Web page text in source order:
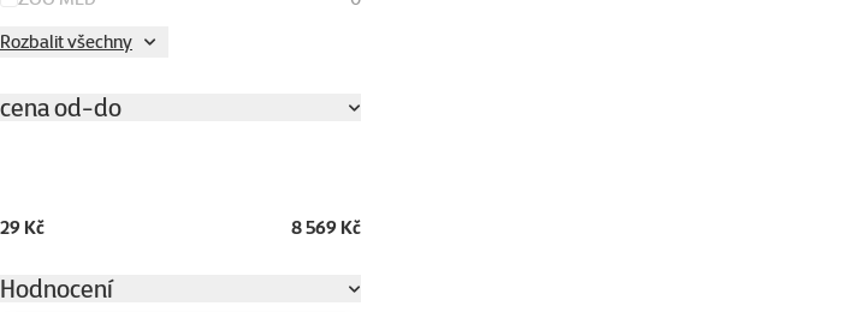
Rozbalit všechny
cena od-do
29 Kč 8 569 Kč
Hodnocení